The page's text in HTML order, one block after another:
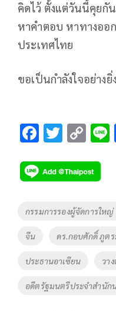
คิดไว้ ตั้งแต่วันนี้คุยกั
หาคำตอบ หาทางออ
ประเทศไทย
ขอเป็นกำลังใจอย่าง
F
e
b
o
T
tt
er
C
p
y
Li
n
k
Tags
กรรมการรองผู้จัดการใหญ่
จีน ดร.กอบศักดิ์ ภูต
ประธานอาเซียน วา
อดีตรัฐมนตรีประจำสำนัก